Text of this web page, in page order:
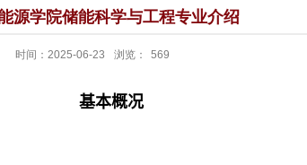
源学院储能科学与工程专业介绍
时间：2025-06-23 浏览： 569
基本概况